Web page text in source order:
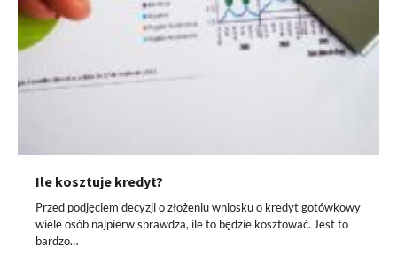
Ile kosztuje kredyt?
Przed podjęciem decyzji o złożeniu wniosku o kredyt gotówkowy
wiele osób najpierw sprawdza, ile to będzie kosztować. Jest to
bardzo…